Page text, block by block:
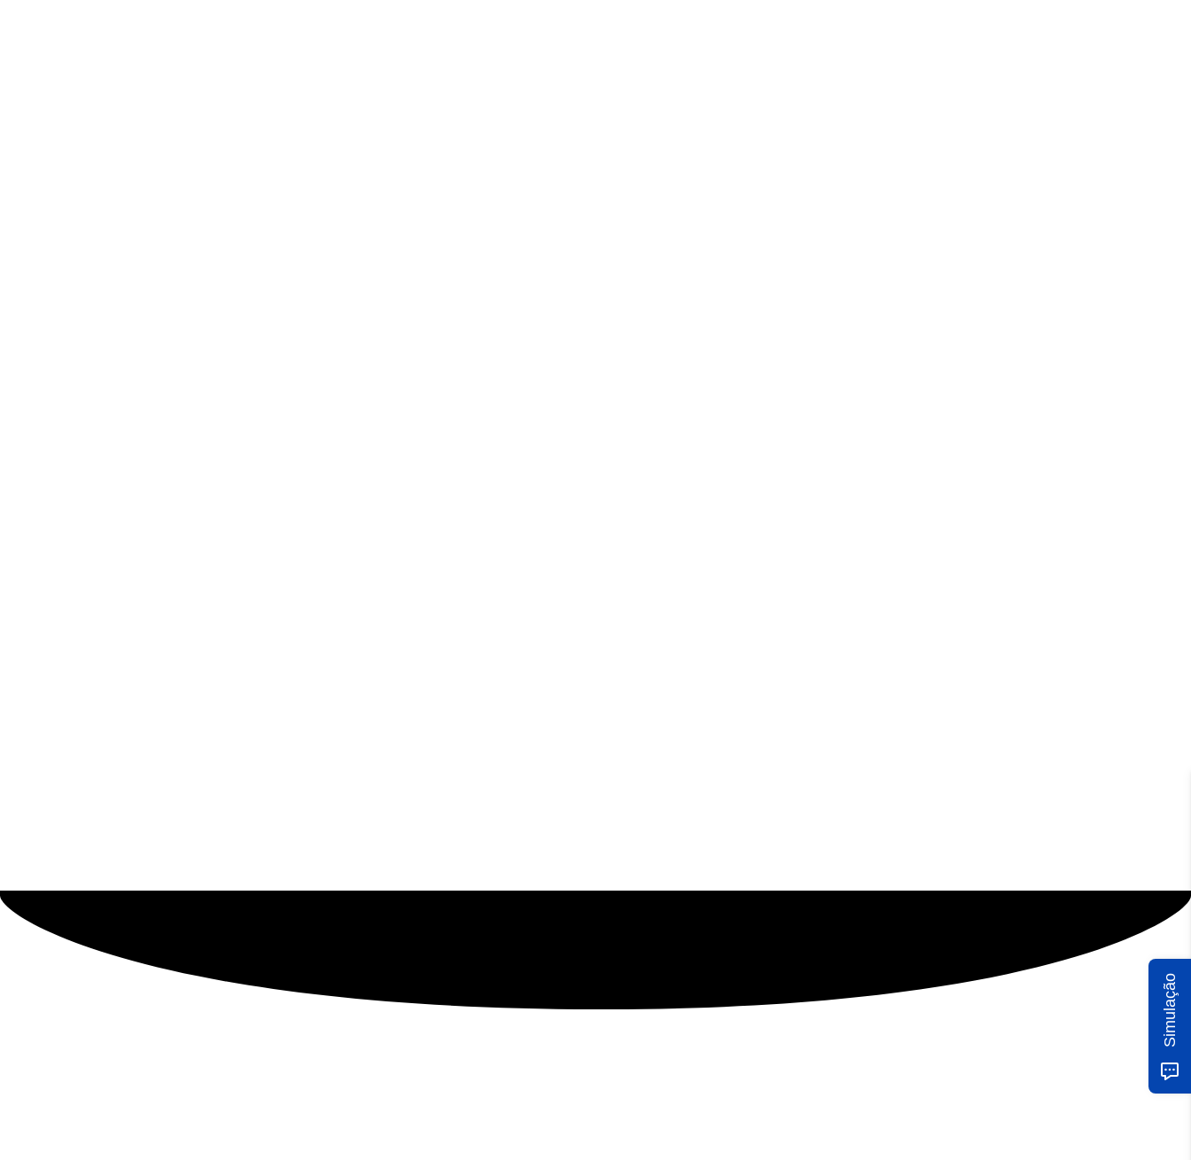
Simulação